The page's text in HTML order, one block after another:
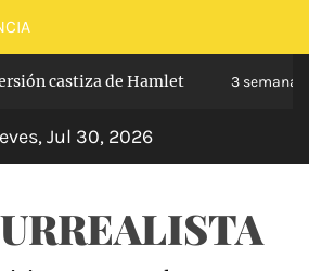
castiza de Hamlet 3 semanas
Jul 30, 2026